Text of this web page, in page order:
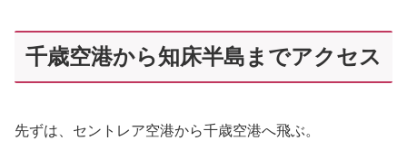
千歳空港から知床半島までアクセス
先ずは、セントレア空港から千歳空港へ飛ぶ。